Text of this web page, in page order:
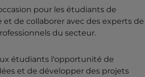
pour les étudiants de
et de collaborer avec des experts de
du secteur.
étudiants l'opportunité de
et de développer des projets